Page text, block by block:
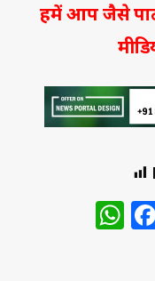
हमें आप जैसे